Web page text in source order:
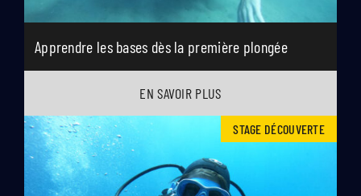
Apprendre les bases dès la première plongée
EN SAVOIR PLUS
STAGE DÉCOUVERTE